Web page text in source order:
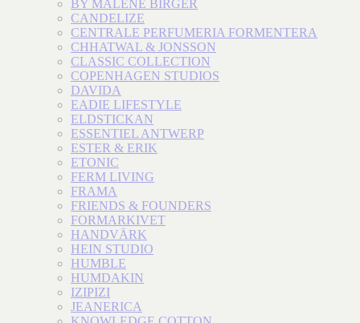
BY MALENE BIRGER
CANDELIZE
CENTRALE PERFUMERIA FORMENTERA
CHHATWAL & JONSSON
CLASSIC COLLECTION
COPENHAGEN STUDIOS
DAVIDA
EADIE LIFESTYLE
ELDSTICKAN
ESSENTIEL ANTWERP
ESTER & ERIK
ETONIC
FERM LIVING
FRAMA
FRIENDS & FOUNDERS
FORMARKIVET
HANDVÄRK
HEIN STUDIO
HUMBLE
HUMDAKIN
IZIPIZI
JEANERICA